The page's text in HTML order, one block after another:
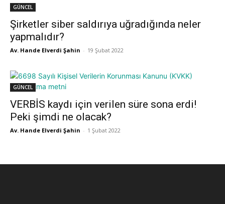
GÜNCEL
Şirketler siber saldırıya uğradığında neler
yapmalıdır?
Av. Hande Elverdi Şahin - 19 Şubat 2022
GÜNCEL
VERBİS kaydı için verilen süre sona erdi!
Peki şimdi ne olacak?
Av. Hande Elverdi Şahin - 1 Şubat 2022